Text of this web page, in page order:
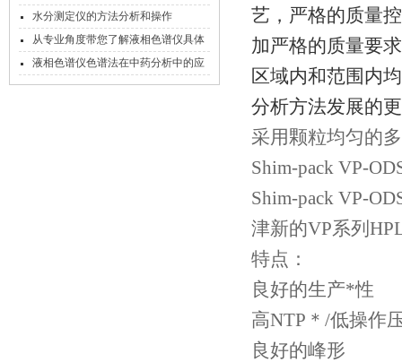
水分测定仪的方法分析和操作
从专业角度带您了解液相色谱仪具体
操作步骤
液相色谱仪色谱法在中药分析中的应
用
艺，严格的质量
加严格的质量要
区域内和范围内
分析方法发展的
采用颗粒均匀的
Shim-pack VP-
Shim-pack VP-
津新的VP系列
特点：
良好的生产*性
高NTP＊/低操作
良好的峰形